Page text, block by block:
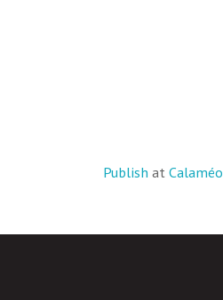
Publish at Calaméo